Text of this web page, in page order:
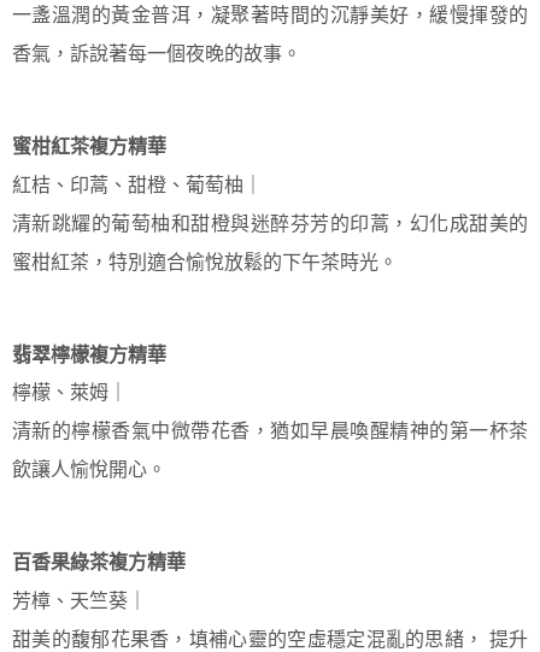
一盞溫潤的黃金普洱，凝聚著時間的沉靜美好，緩慢揮發的
香氣，訴說著每一個夜晚的故事。
蜜柑紅茶複方精華
紅桔、印蒿、甜橙、葡萄柚｜
清新跳耀的葡萄柚和甜橙與迷醉芬芳的印蒿，幻化成甜美的
蜜柑紅茶，特別適合愉悅放鬆的下午茶時光。
翡翠檸檬複方精華
檸檬、萊姆｜
清新的檸檬香氣中微帶花香，猶如早晨喚醒精神的第一杯茶
飲讓人愉悅開心。
百香果綠茶複方精華
芳樟、天竺葵｜
甜美的馥郁花果香，填補心靈的空虛穩定混亂的思緒， 提升